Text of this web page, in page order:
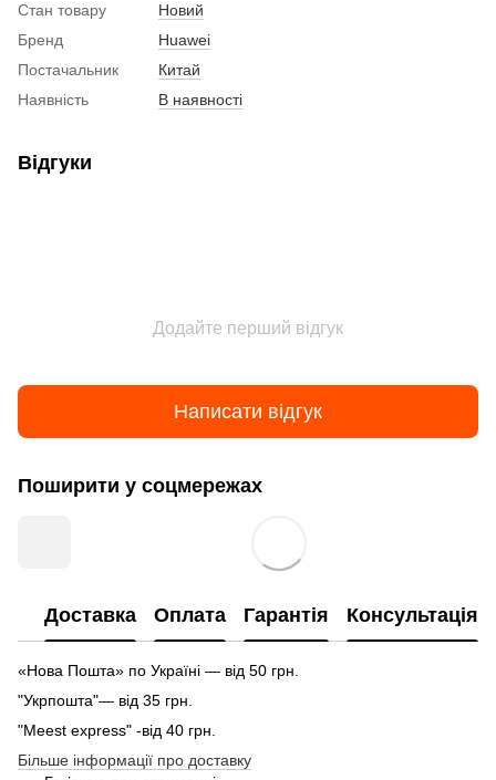
Стан товару
Новий
Бренд
Huawei
Постачальник
Китай
Наявність
В наявності
Відгуки
Додайте перший відгук
Написати відгук
Поширити у соцмережах
Доставка Оплата Гарантія Консультація
«Нова Пошта» по Україні — від 50 грн.
"Укрпошта"— від 35 грн.
"Meest express" -від 40 грн.
Більше інформації про доставку